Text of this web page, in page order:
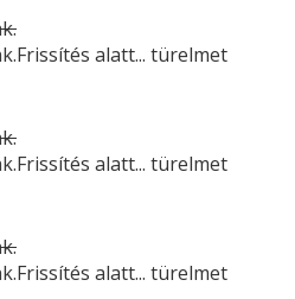
alatt... türelmet
alatt... türelmet
alatt... türelmet